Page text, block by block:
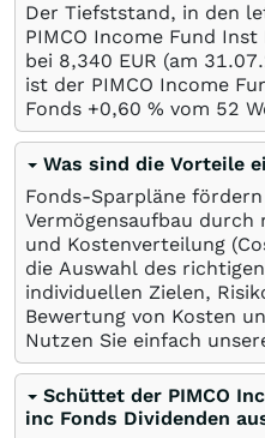
Der Tiefststand, in den
PIMCO Income Fund
bei 8,340 EUR (am
ist der PIMCO Income
Fonds +0,60 % vom 52
Was sind die Vorteile
Fonds-Sparpläne
Vermögensaufbau durch
und Kostenverteilung
die Auswahl des
individuellen Zielen,
Bewertung von Kosten
Nutzen Sie einfach
Schüttet der PIMCO
inc Fonds Dividenden